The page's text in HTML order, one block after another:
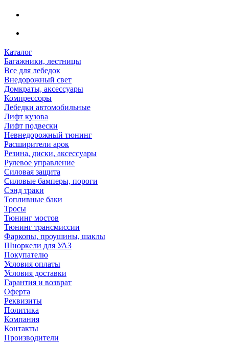
Каталог
Багажники, лестницы
Все для лебедок
Внедорожный свет
Домкраты, аксессуары
Компрессоры
Лебедки автомобильные
Лифт кузова
Лифт подвески
Невнедорожный тюнинг
Расширители арок
Резина, диски, аксессуары
Рулевое управление
Силовая защита
Силовые бамперы, пороги
Сэнд траки
Топливные баки
Тросы
Тюнинг мостов
Тюнинг трансмиссии
Фаркопы, проушины, шаклы
Шноркели для УАЗ
Покупателю
Условия оплаты
Условия доставки
Гарантия и возврат
Оферта
Реквизиты
Политика
Компания
Контакты
Производители